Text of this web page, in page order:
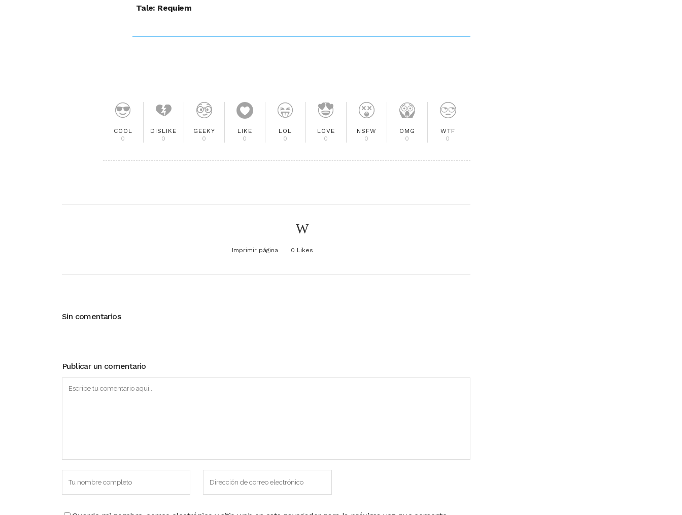
Tale: Requiem
COOL
0
DISLIKE
0
GEEKY
0
LIKE
0
LOL
0
LOVE
0
NSFW
0
OMG
0
WTF
0
Imprimir página 0 Likes
Sin comentarios
Publicar un comentario